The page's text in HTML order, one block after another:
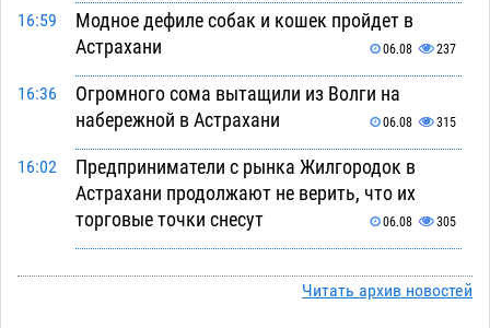
16:59
Модное дефиле собак и кошек пройдет в
Астрахани
06.08 237
16:36
Огромного сома вытащили из Волги на
набережной в Астрахани
06.08 315
16:02
Предприниматели с рынка Жилгородок в
Астрахани продолжают не верить, что их
торговые точки снесут
06.08 305
на новой серебряной монете Банка России
Читать архив новостей